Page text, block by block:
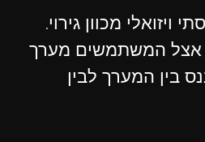
מכוון גירוי.
אצל המשתמשים מערך
בין המערך לבין